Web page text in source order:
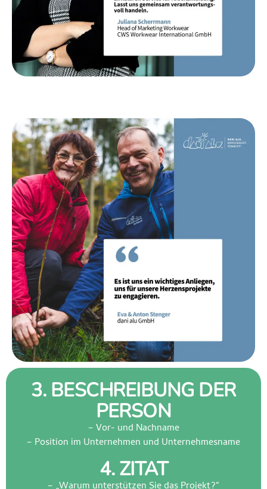
3. BESCHREIBUNG DER
PERSON
– Vor- und Nachname
– Position im Unternehmen und Unternehmesname
4. ZITAT